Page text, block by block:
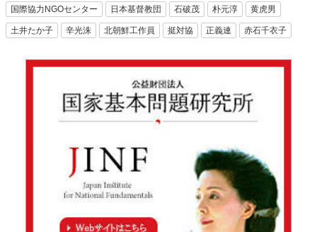
国際協力NGOセンター 日本基督教団 石破茂 朴元淳 黄虎男
土井たか子 辛光洙 北朝鮮工作員 挺対協 正義連 赤石千衣子